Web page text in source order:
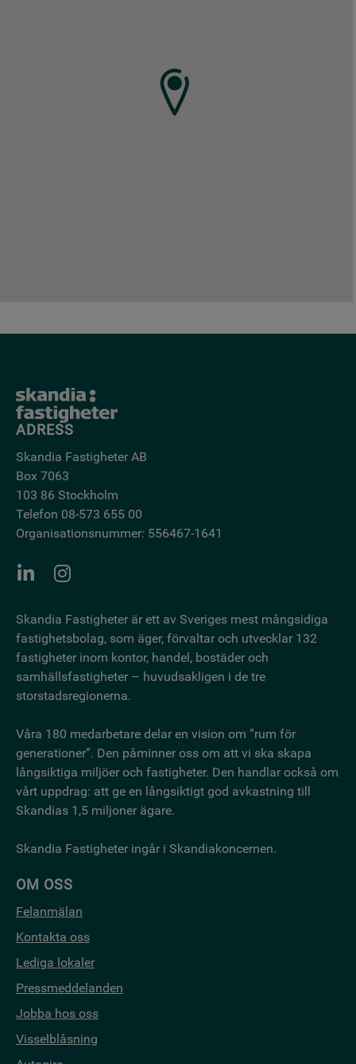
ADRESS
Skandia Fastigheter AB
Box 7063
103 86 Stockholm
Telefon 08-573 655 00
Organisationsnummer: 556467-1641
Skandia Fastigheter är ett av Sveriges mest mångsidiga
fastighetsbo­lag, som äger, förvaltar och utvecklar 132
fastigheter inom kontor, handel, bostäder och
samhällsfastigheter – huvudsakligen i de tre
storstadsregionerna.
Våra 180 medarbetare delar en vision om ”rum för
generationer”. Den påminner oss om att vi ska skapa
långsiktiga miljöer och fastigheter. Den handlar också om
vårt uppdrag: att ge en långsiktigt god avkastning till
Skandias 1,5 miljoner ägare.
Skandia Fastigheter ingår i Skandiakoncernen.
OM OSS
Felanmälan
Kontakta oss
Lediga lokaler
Pressmeddelanden
Jobba hos oss
Visselblåsning